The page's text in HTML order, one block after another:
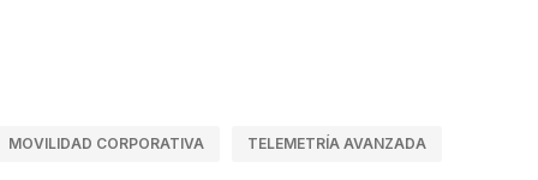
MOVILIDAD CORPORATIVA TELEMETRÍA AVANZADA